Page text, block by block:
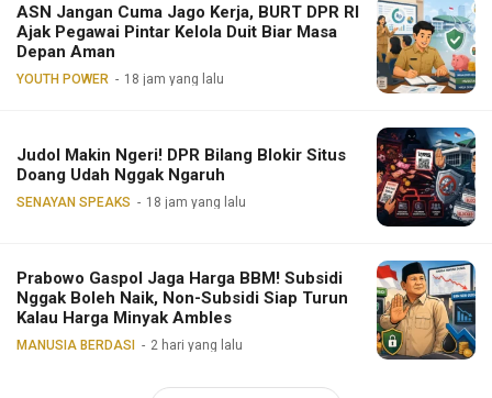
ASN Jangan Cuma Jago Kerja, BURT DPR RI
Ajak Pegawai Pintar Kelola Duit Biar Masa
Depan Aman
YOUTH POWER 18 jam yang lalu
Judol Makin Ngeri! DPR Bilang Blokir Situs
Doang Udah Nggak Ngaruh
SENAYAN SPEAKS 18 jam yang lalu
Prabowo Gaspol Jaga Harga BBM! Subsidi
Nggak Boleh Naik, Non-Subsidi Siap Turun
Kalau Harga Minyak Ambles
MANUSIA BERDASI 2 hari yang lalu